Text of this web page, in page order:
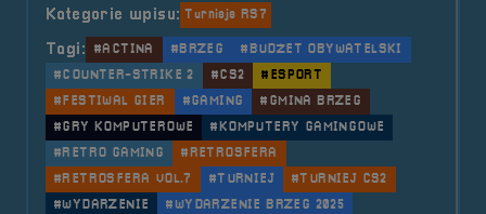
Kategorie wpisu:
Turnieje RS7
Tagi: #ACTINA #BRZEG
#BUDŻET OBYWATELSKI
#COUNTER-STRIKE 2
#CS2
#ESPORT
#FESTIWAL GIER
#GAMING
#GMINA BRZEG
#GRY KOMPUTEROWE
#KOMPUTERY GAMINGOWE
#RETRO GAMING
#RETROSFERA
#RETROSFERA VOL.7
#TURNIEJ
#TURNIEJ CS2
#WYDARZENIE
#WYDARZENIE BRZEG 2025